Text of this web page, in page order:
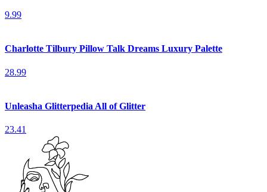
9.99
Charlotte Tilbury Pillow Talk Dreams Luxury Palette
28.99
Unleasha Glitterpedia All of Glitter
23.41